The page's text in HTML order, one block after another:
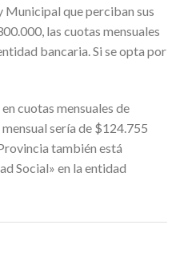
que perciban sus
las cuotas mensuales
bancaria. Si se opta por
cuotas mensuales de
sería de $124.755
también está
Social» en la entidad